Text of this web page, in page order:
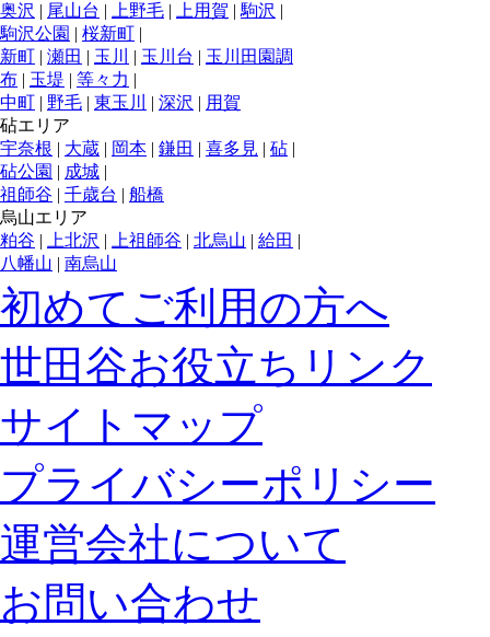
奥沢 | 尾山台 | 上野毛 | 上用賀 | 駒沢 |
駒沢公園 | 桜新町 |
新町 | 瀬田 | 玉川 | 玉川台 | 玉川田園調
布 | 玉堤 | 等々力 |
中町 | 野毛 | 東玉川 | 深沢 | 用賀
砧エリア
宇奈根 | 大蔵 | 岡本 | 鎌田 | 喜多見 | 砧 |
砧公園 | 成城 |
祖師谷 | 千歳台 | 船橋
烏山エリア
粕谷 | 上北沢 | 上祖師谷 | 北烏山 | 給田 |
八幡山 | 南烏山
初めてご利用の方へ
世田谷お役立ちリンク
サイトマップ
プライバシーポリシー
運営会社について
お問い合わせ